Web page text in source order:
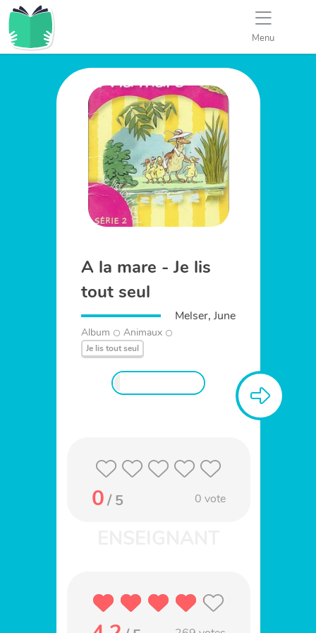
Menu
A la mare - Je lis
tout seul
Melser, June
Album Animaux
Je lis tout seul
0/ 5 0 vote